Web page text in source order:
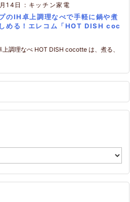
14日 : キッチン家電
のIH卓上調理なべで手軽に鍋や煮
める！エレコム「HOT DISH coc
上調理なべ HOT DISH cocotte は、煮る、